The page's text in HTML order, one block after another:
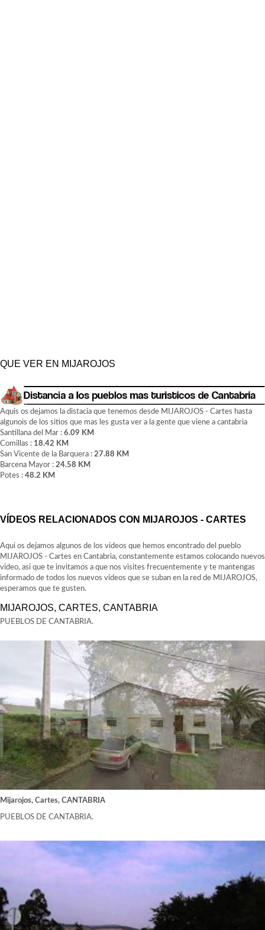
QUE VER EN MIJAROJOS
Aquis os dejamos la distacia que tenemos desde MIJAROJOS - Cartes hasta
algunois de los sitios que mas les gusta ver a la gente que viene a cantabria
Santillana del Mar : 6.09 KM
Comillas : 18.42 KM
San Vicente de la Barquera : 27.88 KM
Barcena Mayor : 24.58 KM
Potes : 48.2 KM
VÍDEOS RELACIONADOS CON MIJAROJOS - CARTES
Aqui os dejamos algunos de los videos que hemos encontrado del pueblo
MIJAROJOS - Cartes en Cantabria, constantemente estamos colocando nuevos
video, asi que te invitamos a que nos visites frecuentemente y te mantengas
informado de todos los nuevos videos que se suban en la red de MIJAROJOS,
esperamos que te gusten.
MIJAROJOS, CARTES, CANTABRIA
PUEBLOS DE CANTABRIA.
Mijarojos, Cartes, CANTABRIA
PUEBLOS DE CANTABRIA.